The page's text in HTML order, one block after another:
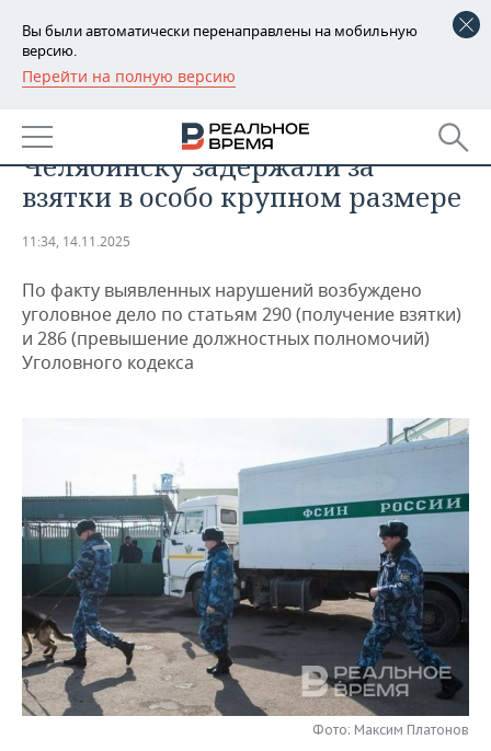
Вы были автоматически перенаправлены на мобильную
версию.
Перейти на полную версию
РЕГИОНЫ
БАШКОРТОСТАН
ТАТАРСТАН
НОВОСТИ
АНАЛИТИКА
ДЕКЛАРАЦИИ О ДОХОДАХ
КОРОЛИ ГОСЗАКАЗА ПФО
НОВОСТИ ЭКОНОМИКИ
ФИНАНСЫ
ИНВЕСТИЦИИ
ПРОМЫШЛЕННОСТЬ
НОВОСТИ
ПРОМЫШЛЕННОСТИ
НЕФТЕХИМИЯ
НЕФТЬ
ОПК
ЭНЕРГЕТИКА
НЕДВИЖИМОСТЬ
НОВОСТИ БИЗНЕСА
РОЗНИЧНАЯ ТОРГОВЛЯ
ТРАНСПОРТ
УСЛУГИ
ТЕХНОЛОГИИ
НОВОСТИ ТЕХНОЛОГИЙ
МЕДИА
ТЕЛЕКОММУНИКАЦИИ
МЕРОПРИЯТИЯ
НОВОСТИ МЕРОПРИЯТИЙ
ВЫЕЗДНАЯ РЕДАКЦИЯ
БИЗНЕС-БРАНЧИ
СПОРТ
НОВОСТИ СПОРТА
ФУТБОЛ
ОБЩЕСТВО
НОВОСТИ ОБЩЕСТВА
ФОТОГАЛЕРЕЯ
Сотрудников ФСИН по
Челябинску задержали за
взятки в особо крупном размере
11:34, 14.11.2025
По факту выявленных нарушений возбуждено
уголовное дело по статьям 290 (получение взятки)
и 286 (превышение должностных полномочий)
Уголовного кодекса
Фото: Максим Платонов